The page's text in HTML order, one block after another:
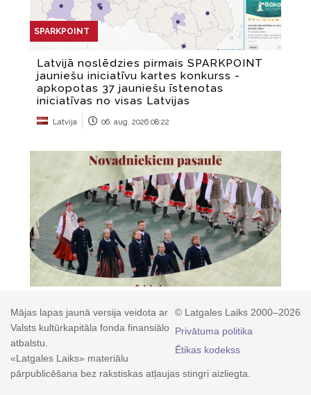
© Latgales Laiks 2000–2026
Privātuma politika
Ētikas kodekss
Mājas lapas jaunā versija veidota ar
Valsts kultūrkapitāla fonda finansiālo
atbalstu.
«Latgales Laiks» materiālu
pārpublicēšana bez rakstiskas atļaujas stingri aizliegta.